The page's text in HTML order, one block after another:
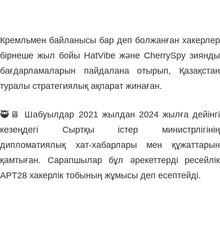
Кремльмен байланысы бар деп болжанған хакерлер
бірнеше жыл бойы HatVibe және CherrySpy зиянды
бағдарламаларын пайдалана отырып, Қазақстан
туралы стратегиялық ақпарат жинаған.
🥷🖥 Шабуылдар 2021 жылдан 2024 жылға дейінгі
кезеңдегі Сыртқы істер министрлігінің
дипломатиялық хат-хабарлары мен құжаттарын
қамтыған. Сарапшылар бұл әрекеттерді ресейлік
APT28 хакерлік тобының жұмысы деп есептейді.